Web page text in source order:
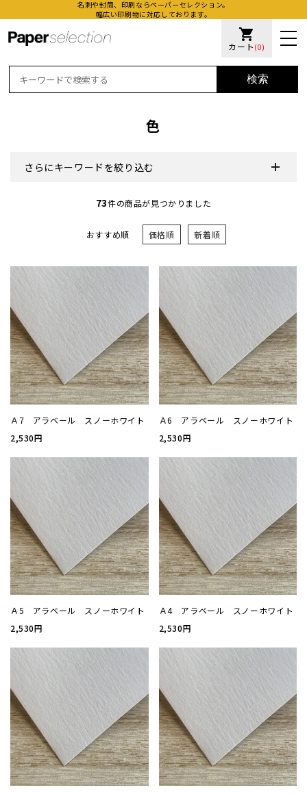
名刺や封筒、印刷ならペーパーセレクション。
幅広い印刷物に対応しております。
shopping_cart
カート (0)
検索
加工
厚盛
浮き
抗菌
カー
ステ
ラッ
カレ
ウィ
サイズ
厚み
色
さらにキーワードを絞り込む
73件の商品が見つかりました
おすすめ順 価格順 新着順
Ａ7 アラベール スノーホワイト
2,530円
Ａ6 アラベール スノーホワイト
2,530円
Ａ5 アラベール スノーホワイト
2,530円
Ａ4 アラベール スノーホワイト
2,530円